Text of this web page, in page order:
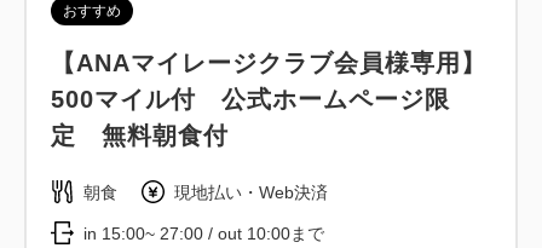
おすすめ
【ANAマイレージクラブ会員様専用】
500マイル付 公式ホームページ限
定 無料朝食付
朝食 現地払い・Web決済
in 15:00~ 27:00 / out 10:00まで